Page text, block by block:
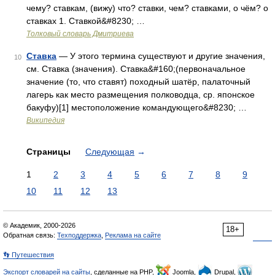
чему? ставкам, (вижу) что? ставки, чем? ставками, о чём? о
ставках 1. Ставкой&#8230; …
Толковый словарь Дмитриева
10 Ставка — У этого термина существуют и другие значения,
см. Ставка (значения). Ставка&#160;(первоначальное
значение (то, что ставят) походный шатёр, палаточный
лагерь как место размещения полководца, ср. японское
бакуфу)[1] местоположение командующего&#8230; …
Википедия
Страницы Следующая →
1 2 3 4 5 6 7 8
9
10
11 12 13
18+
© Академик, 2000-2026
Обратная связь: Техподдержка Реклама на сайте
👣 Путешествия
Экспорт словарей на сайты , сделанные на PHP, Joomla, Drupal,